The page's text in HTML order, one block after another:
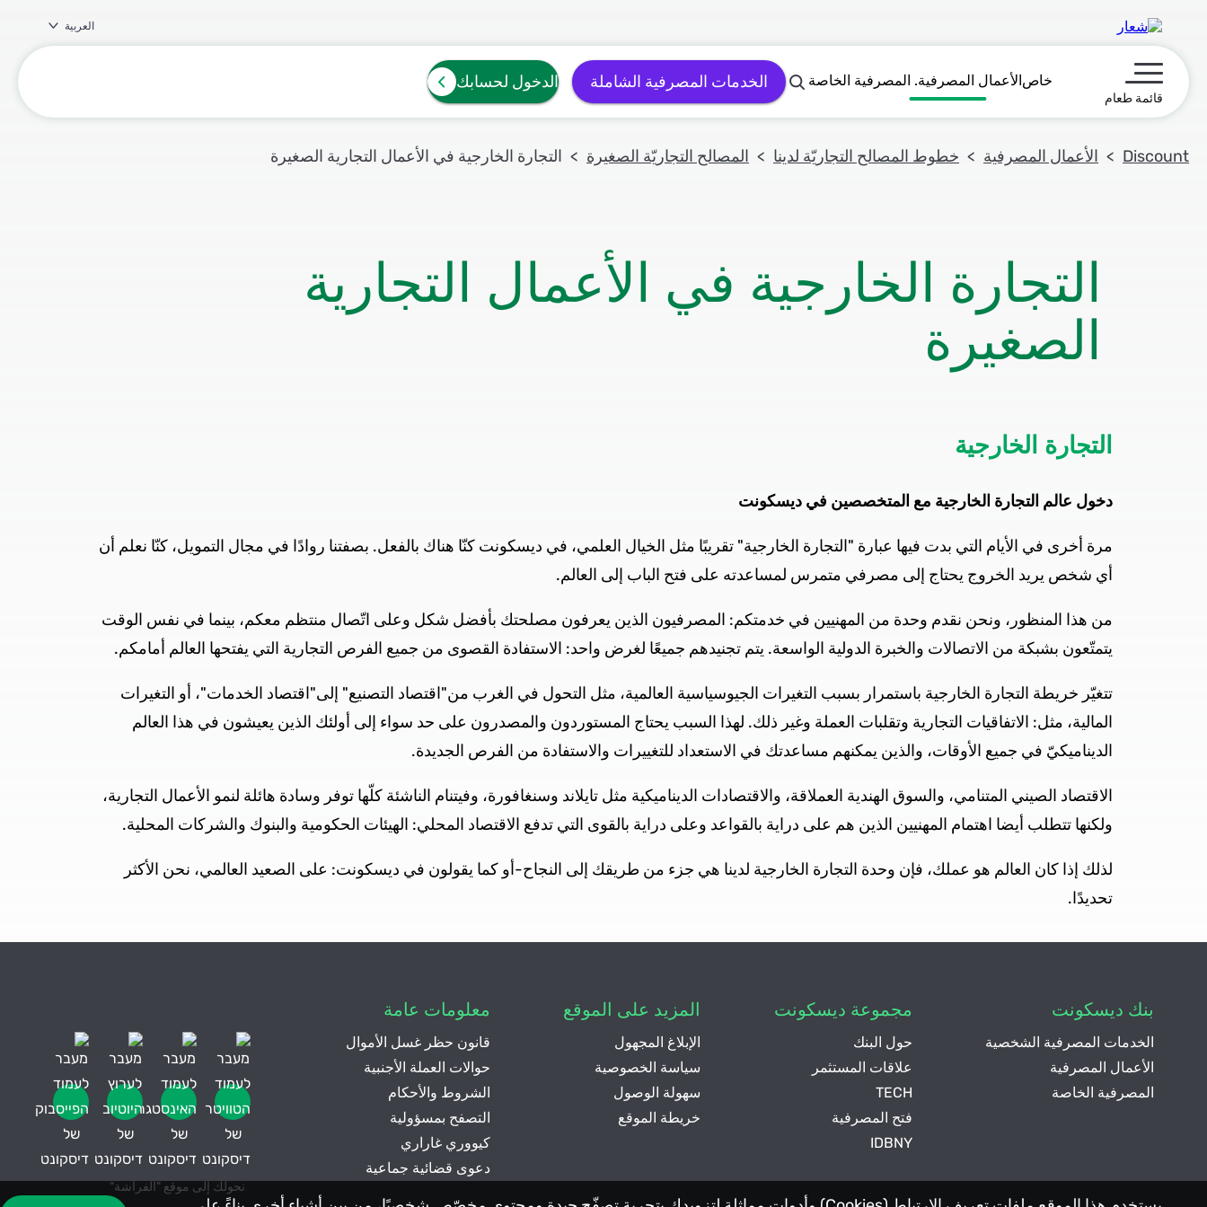
العربية
תפריט ראשי
قائمة طعام
خاصالأعمال المصرفية. المصرفية الخاصة الخدمات المصرفية الشاملة الدخول لحسابك
Discount الأعمال المصرفية خطوط المصالح التجاريّة لدينا المصالح التجاريّة الصغيرة التجارة الخارجية في الأعمال التجارية الصغيرة
التجارة الخارجية في الأعمال التجارية
الصغيرة
التجارة الخارجية
دخول عالم التجارة الخارجية مع المتخصصين في ديسكونت
مرة أخرى في الأيام التي بدت فيها عبارة "التجارة الخارجية" تقريبًا مثل الخيال العلمي، في ديسكونت كنّا هناك بالفعل. بصفتنا روادًا في مجال التمويل، كنّا نعلم أن
أي شخص يريد الخروج يحتاج إلى مصرفي متمرس لمساعدته على فتح الباب إلى العالم.
من هذا المنظور، ونحن نقدم وحدة من المهنيين في خدمتكم: المصرفيون الذين يعرفون مصلحتك بأفضل شكل وعلى اتّصال منتظم معكم، بينما في نفس الوقت
يتمتّعون بشبكة من الاتصالات والخبرة الدولية الواسعة. يتم تجنيدهم جميعًا لغرض واحد: الاستفادة القصوى من جميع الفرص التجارية التي يفتحها العالم أمامكم.
تتغيّر خريطة التجارة الخارجية باستمرار بسبب التغيرات الجيوسياسية العالمية، مثل التحول في الغرب من"اقتصاد التصنيع" إلى"اقتصاد الخدمات"، أو التغيرات
المالية، مثل: الاتفاقيات التجارية وتقلبات العملة وغير ذلك. لهذا السبب يحتاج المستوردون والمصدرون على حد سواء إلى أولئك الذين يعيشون في هذا العالم
الديناميكيّ في جميع الأوقات، والذين يمكنهم مساعدتك في الاستعداد للتغييرات والاستفادة من الفرص الجديدة.
الاقتصاد الصيني المتنامي، والسوق الهندية العملاقة، والاقتصادات الديناميكية مثل تايلاند وسنغافورة، وفيتنام الناشئة كلّها توفر وسادة هائلة لنمو الأعمال التجارية،
ولكنها تتطلب أيضا اهتمام المهنيين الذين هم على دراية بالقواعد وعلى دراية بالقوى التي تدفع الاقتصاد المحلي: الهيئات الحكومية والبنوك والشركات المحلية.
لذلك إذا كان العالم هو عملك، فإن وحدة التجارة الخارجية لدينا هي جزء من طريقك إلى النجاح-أو كما يقولون في ديسكونت: على الصعيد العالمي، نحن الأكثر
تحديدًا.
بنك ديسكونت
الخدمات المصرفية الشخصية
الأعمال المصرفية
المصرفية الخاصة
مجموعة ديسكونت
حول البنك
علاقات المستثمر
TECH
فتح المصرفية
IDBNY
المزيد على الموقع
الإبلاغ المجهول
سياسة الخصوصية
سهولة الوصول
خريطة الموقع
معلومات عامة
قانون حظر غسل الأموال
حوالات العملة الأجنبية
الشروط والأحكام
التصفح بمسؤولية
كيووري غاراري
دعوى قضائية جماعية
نحولك إلى موقع "الفراشة"